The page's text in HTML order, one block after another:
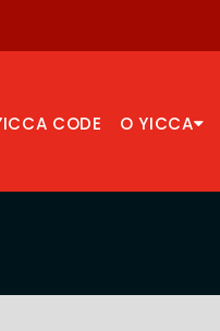
CODE O YICCA